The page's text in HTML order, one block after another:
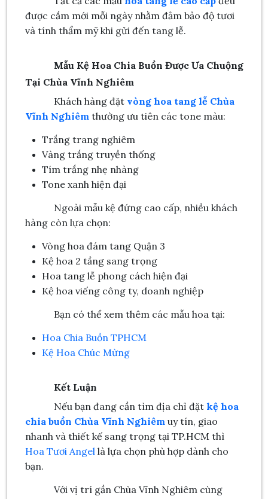
được cắm mới mỗi ngày nhằm đảm bảo độ tươi
và tính thẩm mỹ khi gửi đến tang lễ.
Mẫu Kệ Hoa Chia Buồn Được Ưa Chuộng
Tại Chùa Vĩnh Nghiêm
Khách hàng đặt vòng hoa tang lễ Chùa
Vĩnh Nghiêm thường ưu tiên các tone màu:
Trắng trang nghiêm
Vàng trắng truyền thống
Tím trắng nhẹ nhàng
Tone xanh hiện đại
Ngoài mẫu kệ đứng cao cấp, nhiều khách
hàng còn lựa chọn:
Vòng hoa đám tang Quận 3
Kệ hoa 2 tầng sang trọng
Hoa tang lễ phong cách hiện đại
Kệ hoa viếng công ty, doanh nghiệp
Bạn có thể xem thêm các mẫu hoa tại:
Hoa Chia Buồn TPHCM
Kệ Hoa Chúc Mừng
Kết Luận
Nếu bạn đang cần tìm địa chỉ đặt kệ hoa
chia buồn Chùa Vĩnh Nghiêm uy tín, giao
nhanh và thiết kế sang trọng tại TP.HCM thì
Hoa Tươi Angel là lựa chọn phù hợp dành cho
bạn.
Với vị trí gần Chùa Vĩnh Nghiêm cùng